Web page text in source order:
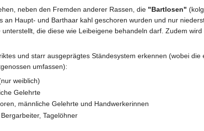
neben den Fremden anderer Rassen, die "Bartlosen"
an Haupt- und Barthaar kahl geschoren wurden und nur
unterstellt, die diese wie Leibeigene behandeln darf. Zudem
und starr ausgeprägtes Ständesystem erkennen (wobei
umfassen):
weiblich)
Gelehrte
männliche Gelehrte und Handwerkerinnen
Tagelöhner